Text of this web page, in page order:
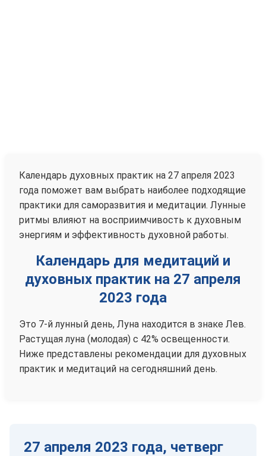
Календарь духовных практик на 27 апреля 2023
года поможет вам выбрать наиболее подходящие
практики для саморазвития и медитации. Лунные
ритмы влияют на восприимчивость к духовным
энергиям и эффективность духовной работы.
Календарь для медитаций и
духовных практик на 27 апреля
2023 года
Это 7-й лунный день, Луна находится в знаке Лев.
Растущая луна (молодая) с 42% освещенности.
Ниже представлены рекомендации для духовных
практик и медитаций на сегодняшний день.
27 апреля 2023 года, четверг